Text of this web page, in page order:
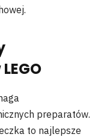
preparatów.
to najlepsze